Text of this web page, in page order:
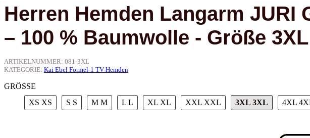
Herren Hemden Langarm JURI
– 100 % Baumwolle - Größe 3XL
ARTIKELNUMMER: 081-3XL
KATEGORIE: Kai Ebel Formel-1 TV-Hemden
GRÖSSE
XS XS S S M M L L XL XL XXL XXL 3XL 3XL 4XL